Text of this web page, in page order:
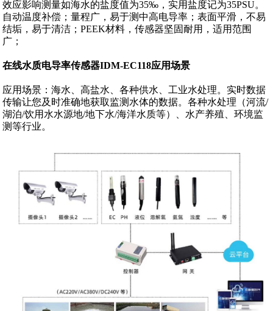
效应影响测量如海水的盐度值为35‰，实用盐度记为35PSU。
自动温度补偿；量程广，易于测中高电导率；表面平滑，不易
结垢，易于清洁；PEEK材料，传感器坚固耐用，适用范围
广；
在线水质电导率传感器IDM-EC118应用场景
应用场景：海水、高盐水、各种供水、工业水处理。实时数据
传输让您及时准确地获取监测水体的数据。各种水处理（河流/
湖泊/饮用水水源地/地下水/海洋水质等）、水产养殖、环境监
测等行业。